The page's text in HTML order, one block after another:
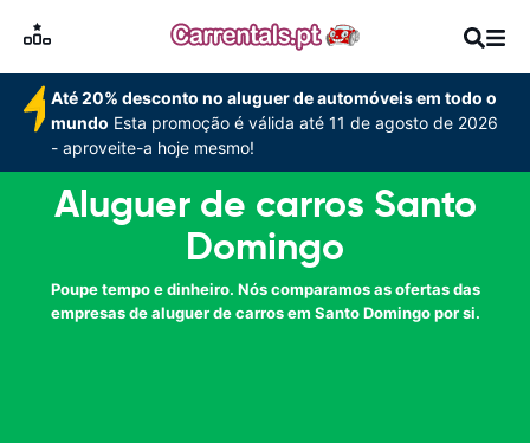
Até 20% desconto no aluguer de automóveis em todo o
mundo Esta promoção é válida até 11 de agosto de 2026
- aproveite-a hoje mesmo!
Aluguer de carros Santo
Domingo
Poupe tempo e dinheiro. Nós comparamos as ofertas das
empresas de aluguer de carros em Santo Domingo por si.